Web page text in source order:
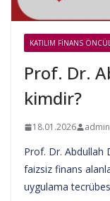
KATILIM FINANS
Prof. Dr.
kimdir?
18.01.2026 admin
Prof. Dr. Abdullah
faizsiz finans
uygulama